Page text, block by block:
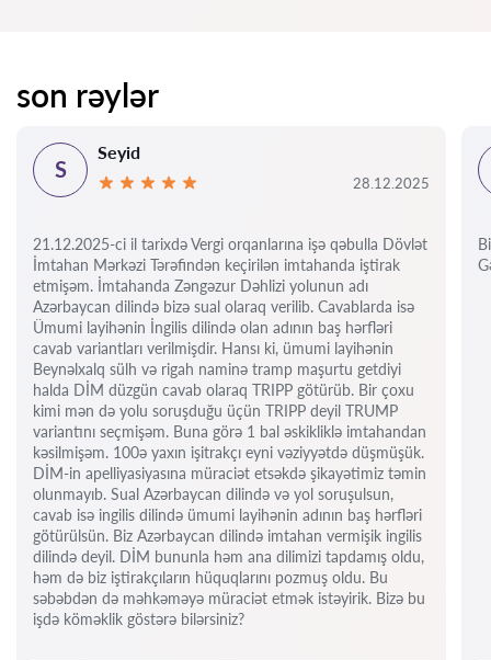
son rəylər
S
Seyid
28.12.2025
21.12.2025-ci il tarixdə Vergi orqanlarına işə qəbulla Dövlət
İmtahan Mərkəzi Tərəfindən keçirilən imtahanda iştirak
etmişəm. İmtahanda Zəngəzur Dəhlizi yolunun adı
Azərbaycan dilində bizə sual olaraq verilib. Cavablarda isə
Ümumi layihənin İngilis dilində olan adının baş hərfləri
cavab variantları verilmişdir. Hansı ki, ümumi layihənin
Beynəlxalq sülh və rigah naminə tramp maşurtu getdiyi
halda DİM düzgün cavab olaraq TRIPP götürüb. Bir çoxu
kimi mən də yolu soruşduğu üçün TRIPP deyil TRUMP
variantını seçmişəm. Buna görə 1 bal əskikliklə imtahandan
kəsilmişəm. 100ə yaxın işitrakçı eyni vəziyyətdə düşmüşük.
DİM-in apelliyasiyasına müraciət etsəkdə şikayətimiz təmin
olunmayıb. Sual Azərbaycan dilində və yol soruşulsun,
cavab isə ingilis dilində ümumi layihənin adının baş hərfləri
götürülsün. Biz Azərbaycan dilində imtahan vermişik ingilis
dilində deyil. DİM bununla həm ana dilimizi tapdamış oldu,
həm də biz iştirakçıların hüquqlarını pozmuş oldu. Bu
səbəbdən də məhkəməyə müraciət etmək istəyirik. Bizə bu
işdə köməklik göstərə bilərsiniz?